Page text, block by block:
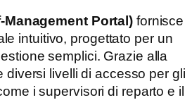
Management Portal) fornisce
intuitivo, progettato per un
semplici. Grazie alla
diversi livelli di accesso per gli
i supervisori di reparto e il